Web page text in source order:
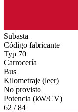
Subasta
Código fabricante
Typ 70
Carrocería
Bus
Kilometraje (leer)
No provisto
Potencia (kW/CV)
62 / 84